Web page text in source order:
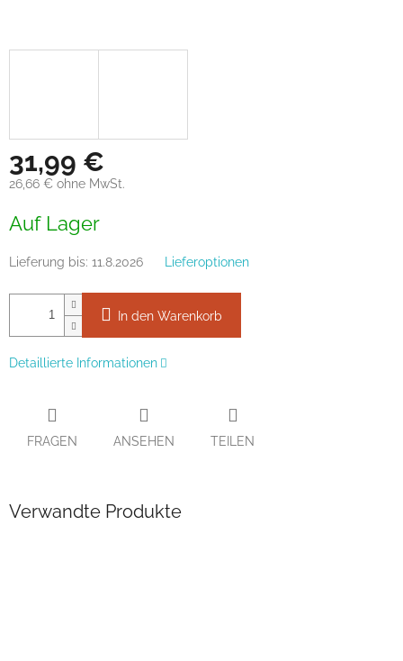
31,99 €
26,66 € ohne MwSt.
Auf Lager
Lieferung bis: 11.8.2026 Lieferoptionen
In den Warenkorb
Detaillierte Informationen
FRAGEN ANSEHEN TEILEN
Verwandte Produkte